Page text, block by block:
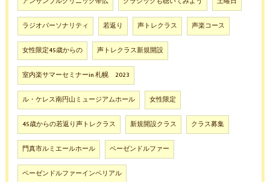
ラジオパーソナリティ 若返り 声トレクラス 声楽コース
女性限定45歳からの 声トレクラス新規開設
室内楽サマーセミナーin 札幌 2023
ル・ケレス南円山ミュージアムホール 女性限定
45歳からの若返り声トレクラス 新規開設クラス クラス募集
門真市ルミエールホール ベーゼンドルファー
ベーゼンドルファーインペリアル